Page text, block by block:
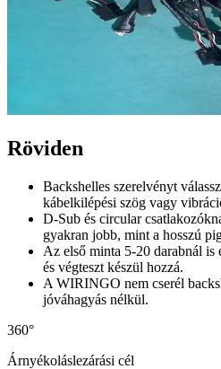
Röviden
Backshelles szerelvényt
kábelkilépési szög vagy
D-Sub és circular
gyakran jobb, mint a hosszú
Az első minta 5-20 darabnál
és végteszt készül hozzá.
A WIRINGO nem cserél
jóváhagyás nélkül.
360°
Árnyékoláslezárási cél